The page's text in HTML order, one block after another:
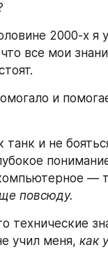
2000-х я
все мои
и
танк и не
—
повсюду.
технические
учил меня, как